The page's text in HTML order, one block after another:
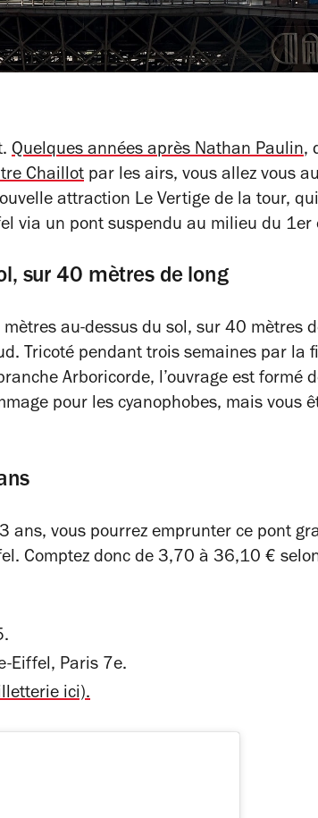
Quelques années après Nathan Paulin,
Chaillot par les airs, vous allez vous
attraction Le Vertige de la tour,
via un pont suspendu au milieu du 1er
sur 40 mètres de long
au-dessus du sol, sur 40 mètres
Tricoté pendant trois semaines par la
Arboricorde, l’ouvrage est formé
pour les cyanophobes, mais vous
ans, vous pourrez emprunter ce pont
Comptez donc de 3,70 à 36,10 €
Eiffel, Paris 7e.
ici).